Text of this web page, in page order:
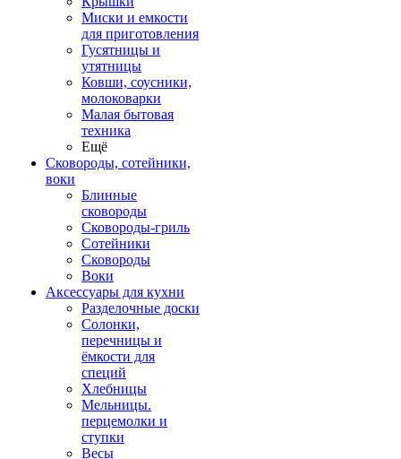
Миски и емкости
для приготовления
Гусятницы и
утятницы
Ковши, соусники,
молоковарки
Малая бытовая
техника
Ещё
Сковороды, сотейники,
воки
Блинные
сковороды
Сковороды-гриль
Сотейники
Сковороды
Воки
Аксессуары для кухни
Разделочные доски
Солонки,
перечницы и
ёмкости для
специй
Хлебницы
Мельницы.
перцемолки и
ступки
Весы